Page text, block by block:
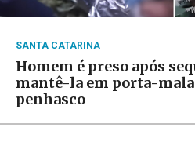
SANTA CATARINA
Homem é preso após
mantê-la em porta-
penhasco